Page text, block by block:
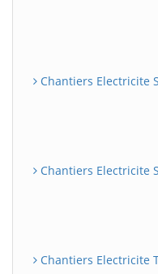
Chantiers Electricite
Chantiers Electricite
Chantiers Electricite